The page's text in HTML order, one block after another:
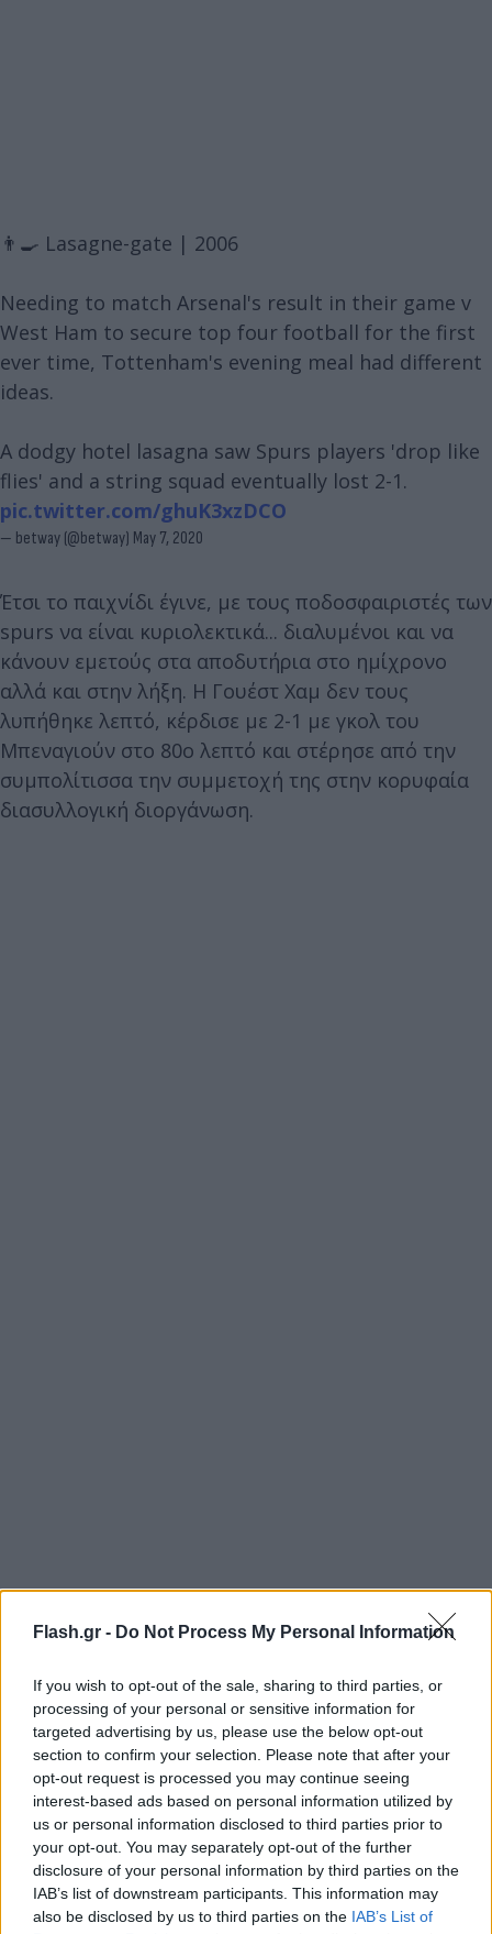
Flash.gr - Do Not Process My Personal Information
If you wish to opt-out of the sale, sharing to third parties, or
processing of your personal or sensitive information for
targeted advertising by us, please use the below opt-out
section to confirm your selection. Please note that after your
opt-out request is processed you may continue seeing
interest-based ads based on personal information utilized by
us or personal information disclosed to third parties prior to
your opt-out. You may separately opt-out of the further
disclosure of your personal information by third parties on the
IAB’s list of downstream participants. This information may
also be disclosed by us to third parties on the IAB’s List of
👨‍🍳 Lasagne-gate | 2006
Needing to match Arsenal's result in their game v
West Ham to secure top four football for the first
ever time, Tottenham's evening meal had different
ideas.
A dodgy hotel lasagna saw Spurs players 'drop like
flies' and a string squad eventually lost 2-1.
pic.twitter.com/ghuK3xzDCO
— betway (@betway) May 7, 2020
Έτσι το παιχνίδι έγινε, με τους ποδοσφαιριστές των
spurs να είναι κυριολεκτικά... διαλυμένοι και να
κάνουν εμετούς στα αποδυτήρια στο ημίχρονο
αλλά και στην λήξη. Η Γουέστ Χαμ δεν τους
λυπήθηκε λεπτό, κέρδισε με 2-1 με γκολ του
Μπεναγιούν στο 80ο λεπτό και στέρησε από την
συμπολίτισσα την συμμετοχή της στην κορυφαία
διασυλλογική διοργάνωση.
Αργότερα ο νυν προπονητής της Μάντσεστερ
Γιουνάιτεντ, Μάϊκλ Κάρικ, είχε δηλώσει πως
«ένιωθα κυριολεκτικά το στομάχι μου να καίγεται»,
ενώ ο Τζερμέιν Τζίνας θυμάται δέκα συμπαίκτες
του τότε να είναι άρρωστοι και να έχουν επεισόδια
εμέτων στα αποδυτήρια ενώ άκουγαν τους
ποδοσφαιριστές της Γουέστ Χαμ να πανηγυρίζουν
στα διπλανά αποδυτήρια.